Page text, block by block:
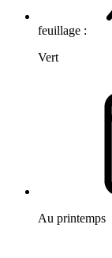
feuillage :
Vert
Au printemps